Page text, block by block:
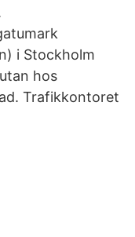
i Stockholm
hos
Trafikkontoret